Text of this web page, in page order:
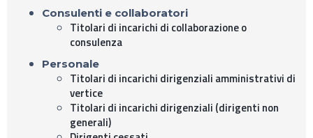
Consulenti e collaboratori
Titolari di incarichi di collaborazione o
consulenza
Personale
Titolari di incarichi dirigenziali amministrativi di
vertice
Titolari di incarichi dirigenziali (dirigenti non
generali)